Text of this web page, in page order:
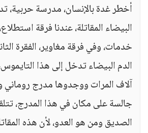
أخطر غدة بالإنسان، مدرسة حربية،
البيضاء المقاتلة، عندنا فرقة
خدمات، وفي فرقة مغاوير، الفقرة
الدم البيضاء تدخل إلى هذا
آلاف المرات ووجدوها مدرج روماني
جالسة على مكان في هذا المدرج،
الصديق ومن هو العدو، لأن هذه